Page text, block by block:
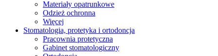
Materiały opatrunkowe
Odzież ochronna
Więcej
Stomatologia, protetyka i ortodoncja
Pracownia protetyczna
Gabinet stomatologiczny